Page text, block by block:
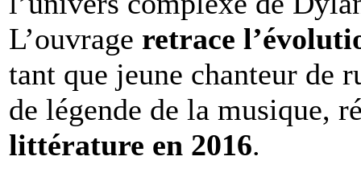
L’ouvrage retrace
tant que jeune chanteur de
de légende de la musique,
littérature en 2016.